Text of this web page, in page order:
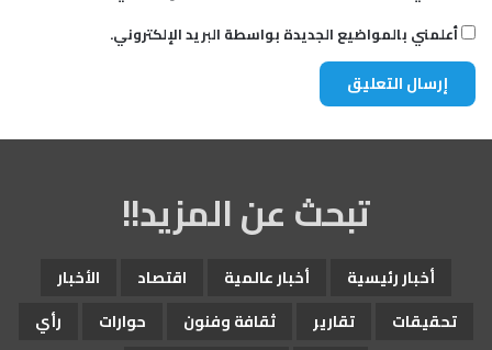
أعلمني بالمواضيع الجديدة بواسطة البريد الإلكتروني.
تبحث عن المزيد!!
أخبار رئيسية أخبار عالمية اقتصاد
الأخبار
تحقيقات
تقارير ثقافة وفنون حوارات
رأي